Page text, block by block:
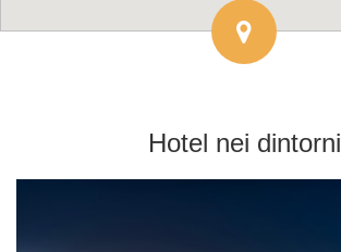
Hotel nei dintorni